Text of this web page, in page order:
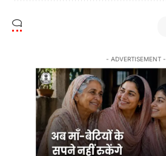
- ADVERTISEMENT -